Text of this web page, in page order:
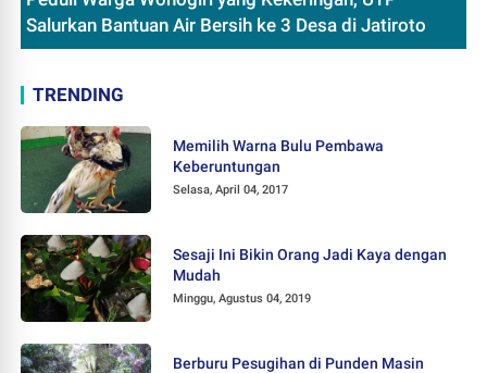
Salurkan Bantuan Air Bersih ke 3 Desa di Jatiroto
TRENDING
Memilih Warna Bulu Pembawa
Keberuntungan
Selasa, April 04, 2017
Sesaji Ini Bikin Orang Jadi Kaya dengan
Mudah
Minggu, Agustus 04, 2019
Berburu Pesugihan di Punden Masin